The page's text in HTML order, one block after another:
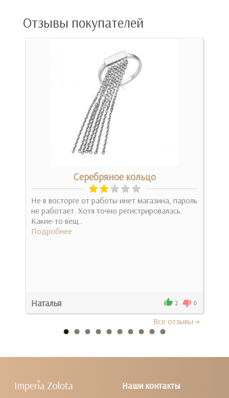
Отзывы покупателей
Серебряное кольцо
Не в восторге от работы инет магазина, пароль
не работает. Хотя точно регистрировалась.
Какие-то вещ..
Подробнее
Наталья 2 0
Все отзывы
Наши контакты